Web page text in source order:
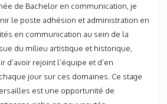
de Bachelor en communication, je
le poste adhésion et administration en
en communication au sein de la
du milieu artistique et historique,
d’avoir rejoint l’équipe et d’en
jour sur ces domaines. Ce stage
est une opportunité de